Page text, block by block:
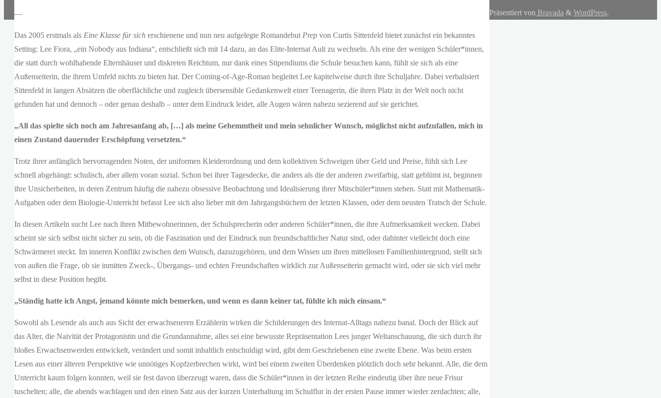
—
Das 2005 erstmals als Eine Klasse für sich erschienene und nun neu aufgelegte Romandebut Prep von Curtis Sittenfeld bietet zunächst ein bekanntes
Setting: Lee Fiora, „ein Nobody aus Indiana“, entschließt sich mit 14 dazu, an das Elite-Internat Ault zu wechseln. Als eine der wenigen Schüler*innen,
die statt durch wohlhabende Elternhäuser und diskreten Reichtum, nur dank eines Stipendiums die Schule besuchen kann, fühlt sie sich als eine
Außenseiterin, die ihrem Umfeld nichts zu bieten hat. Der Coming-of-Age-Roman begleitet Lee kapitelweise durch ihre Schuljahre. Dabei verbalisiert
Sittenfeld in langen Absätzen die oberflächliche und zugleich übersensible Gedankenwelt einer Teenagerin, die ihren Platz in der Welt noch nicht
gefunden hat und dennoch – oder genau deshalb – unter dem Eindruck leidet, alle Augen wären nahezu sezierend auf sie gerichtet.
„All das spielte sich noch am Jahresanfang ab, […] als meine Gehemmtheit und mein sehnlicher Wunsch, möglichst nicht aufzufallen, mich in
einen Zustand dauernder Erschöpfung versetzten.“
Trotz ihrer anfänglich hervorragenden Noten, der uniformen Kleiderordnung und dem kollektiven Schweigen über Geld und Preise, fühlt sich Lee
schnell abgehängt: schulisch, aber allem voran sozial. Schon bei ihrer Tagesdecke, die anders als die der anderen zweifarbig, statt geblümt ist, beginnen
ihre Unsicherheiten, in deren Zentrum häufig die nahezu obsessive Beobachtung und Idealisierung ihrer Mitschüler*innen stehen. Statt mit Mathematik-
Aufgaben oder dem Biologie-Unterricht befasst Lee sich also lieber mit den Jahrgangsbüchern der letzten Klassen, oder dem neusten Tratsch der Schule.
In diesen Artikeln sucht Lee nach ihren Mitbewohnerinnen, der Schulsprecherin oder anderen Schüler*innen, die ihre Aufmerksamkeit wecken. Dabei
scheint sie sich selbst nicht sicher zu sein, ob die Faszination und der Eindruck nun freundschaftlicher Natur sind, oder dahinter vielleicht doch eine
Schwärmerei steckt. Im inneren Konflikt zwischen dem Wunsch, dazuzugehören, und dem Wissen um ihren mittellosen Familienhintergrund, stellt sich
von außen die Frage, ob sie inmitten Zweck-, Übergangs- und echten Freundschaften wirklich zur Außenseiterin gemacht wird, oder sie sich viel mehr
selbst in diese Position begibt.
„Ständig hatte ich Angst, jemand könnte mich bemerken, und wenn es dann keiner tat, fühlte ich mich einsam.“
Sowohl als Lesende als auch aus Sicht der erwachseneren Erzählerin wirken die Schilderungen des Internat-Alltags nahezu banal. Doch der Blick auf
das Alter, die Naivität der Protagonistin und die Grundannahme, alles sei eine bewusste Repräsentation Lees junger Weltanschauung, die sich durch ihr
bloßes Erwachsenwerden entwickelt, verändert und somit inhaltlich entschuldigt wird, gibt dem Geschriebenen eine zweite Ebene. Was beim ersten
Lesen aus einer älteren Perspektive wie unnötiges Kopfzerbrechen wirkt, wird bei einem zweiten Überdenken plötzlich doch sehr bekannt. Alle, die dem
Unterricht kaum folgen konnten, weil sie fest davon überzeugt waren, dass die Schüler*innen in der letzten Reihe eindeutig über ihre neue Frisur
tuschelten; alle, die abends wachlagen und den einen Satz aus der kurzen Unterhaltung im Schulflur in der ersten Pause immer wieder zerdachten; alle,
Präsentiert von Bravada & WordPress.